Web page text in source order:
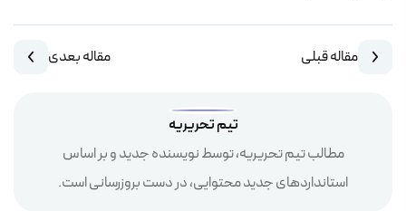
مقاله قبلی مقاله بعدی
تیم تحریریه
مطالب تیم تحریریه، توسط نویسنده جدید و بر اساس
استانداردهای جدید محتوایی، در دست بروزرسانی است.